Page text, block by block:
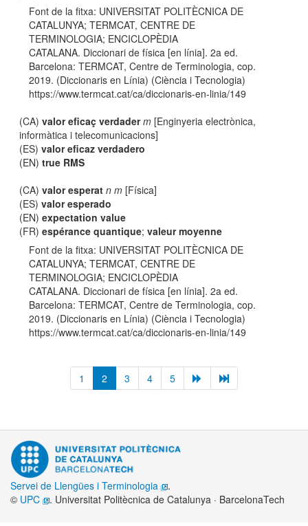
Font de la fitxa: UNIVERSITAT POLITÈCNICA DE
CATALUNYA; TERMCAT, CENTRE DE
TERMINOLOGIA; ENCICLOPÈDIA
CATALANA. Diccionari de física [en línia]. 2a ed.
Barcelona: TERMCAT, Centre de Terminologia, cop.
2019. (Diccionaris en Línia) (Ciència i Tecnologia)
https://www.termcat.cat/ca/diccionaris-en-linia/149
(CA)valor eficaç verdader m [Enginyeria electrònica,
informàtica i telecomunicacions]
(ES)valor eficaz verdadero
(EN)true RMS
(CA)valor esperat n m [Física]
(ES)valor esperado
(EN)expectation value
(FR)espérance quantique;valeur moyenne
Font de la fitxa: UNIVERSITAT POLITÈCNICA DE
CATALUNYA; TERMCAT, CENTRE DE
TERMINOLOGIA; ENCICLOPÈDIA
CATALANA. Diccionari de física [en línia]. 2a ed.
Barcelona: TERMCAT, Centre de Terminologia, cop.
2019. (Diccionaris en Línia) (Ciència i Tecnologia)
https://www.termcat.cat/ca/diccionaris-en-linia/149
1 2 3 4 5
Servei de Llengües i Terminologia
.
© UPC . Universitat Politècnica de Catalunya · BarcelonaTech